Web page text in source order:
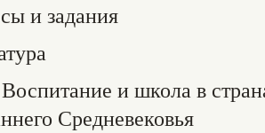
и задания
и школа в
Средневековья